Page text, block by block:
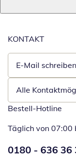
KONTAKT
E-Mail schreiben
Öffnet E-Mail-
Alle
Bestell-Hotline
Täglich von 07:00
0180 - 636 36